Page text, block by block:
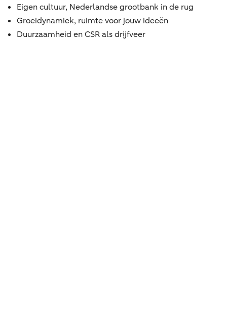
Eigen cultuur, Nederlandse grootbank in de rug
Groeidynamiek, ruimte voor jouw ideeën
Duurzaamheid en CSR als drijfveer